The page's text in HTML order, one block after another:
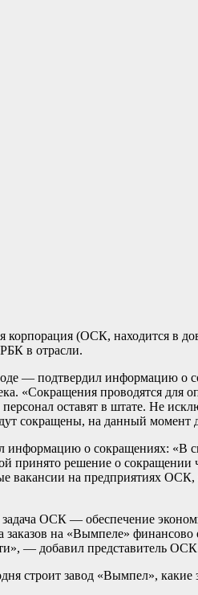
корпорация (ОСК, находится в
в отрасли.
— подтвердил информацию о
«Сокращения проводятся для
оставят в штате. Не
сокращены, на данный момент
о сокращениях: «В
принято решение о
вакансии на предприятиях
ОСК — обеспечение
заказов на «Вымпеле»
— добавил представитель
строит завод «Вымпел»,